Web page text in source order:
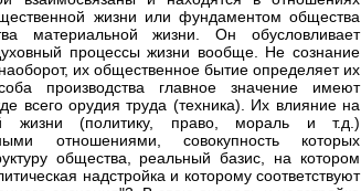
жизни или фундаментом общества
материальной жизни. Он обусловливает
процессы жизни вообще. Не сознание
их общественное бытие определяет их
производства главное значение имеют
всего орудия труда (техника). Их влияние на
жизни (политику, право, мораль и т.д.)
отношениями, совокупность которых
общества, реальный базис, на котором
надстройка и которому соответствуют